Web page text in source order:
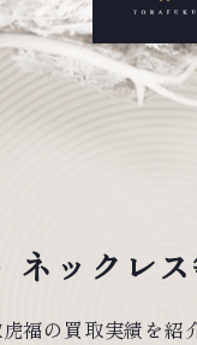
ックレ
福の買取実績を紹